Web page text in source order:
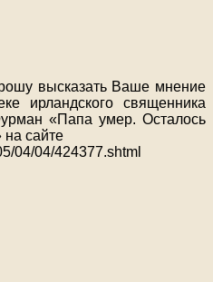
высказать Ваше мнение
ирландского священника
«Папа умер. Осталось
на сайте
04/04/424377.shtml